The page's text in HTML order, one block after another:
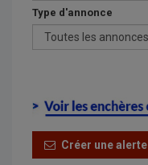
Type d'annonce
Créer une alerte